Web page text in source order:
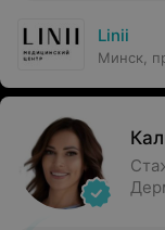
Linii
Минск,